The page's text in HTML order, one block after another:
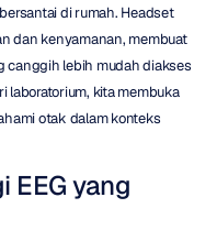
di rumah. Headset
dan kenyamanan, membuat
canggih lebih mudah diakses
laboratorium, kita membuka
otak dalam konteks
EEG yang